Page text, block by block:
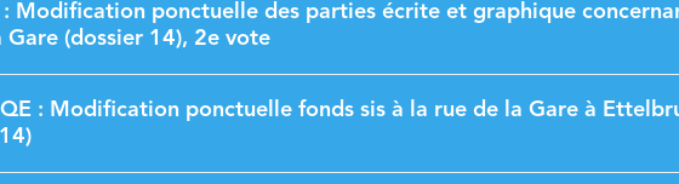
: Modification ponctuelle des parties écrite et graphique
Gare (dossier 14), 2e vote
: Modification ponctuelle fonds sis à la rue de la Gare à